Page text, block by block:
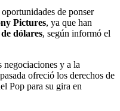
de ponser
Pictures, ya que han
dólares, según informó el
negociaciones y a la
ofreció los derechos de
Pop para su gira en